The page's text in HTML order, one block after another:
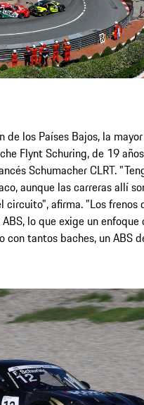
los Países Bajos, la
Flynt Schuring, de 19
Schumacher CLRT.
aunque las carreras allí
afirma. "Los frenos
lo que exige un
con tantos baches, un ABS